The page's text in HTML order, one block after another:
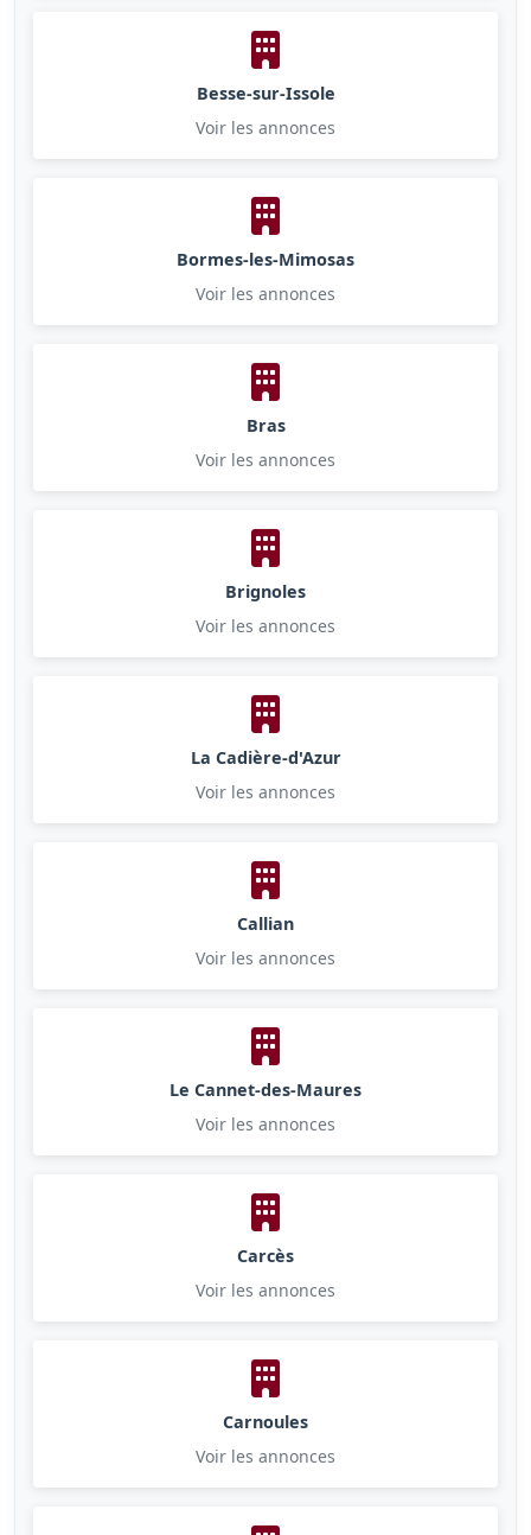
Besse-sur-Issole
Voir les annonces
Bormes-les-Mimosas
Voir les annonces
Bras
Voir les annonces
Brignoles
Voir les annonces
La Cadière-d'Azur
Voir les annonces
Callian
Voir les annonces
Le Cannet-des-Maures
Voir les annonces
Carcès
Voir les annonces
Carnoules
Voir les annonces